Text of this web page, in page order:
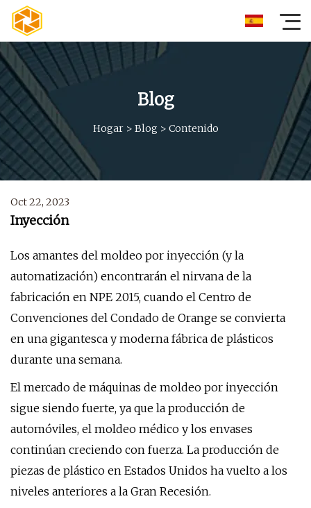
Blog
Hogar> Blog > Contenido
Oct 22, 2023
Inyección
Los amantes del moldeo por inyección (y la
automatización) encontrarán el nirvana de la
fabricación en NPE 2015, cuando el Centro de
Convenciones del Condado de Orange se convierta
en una gigantesca y moderna fábrica de plásticos
durante una semana.
El mercado de máquinas de moldeo por inyección
sigue siendo fuerte, ya que la producción de
automóviles, el moldeo médico y los envases
continúan creciendo con fuerza. La producción de
piezas de plástico en Estados Unidos ha vuelto a los
niveles anteriores a la Gran Recesión.